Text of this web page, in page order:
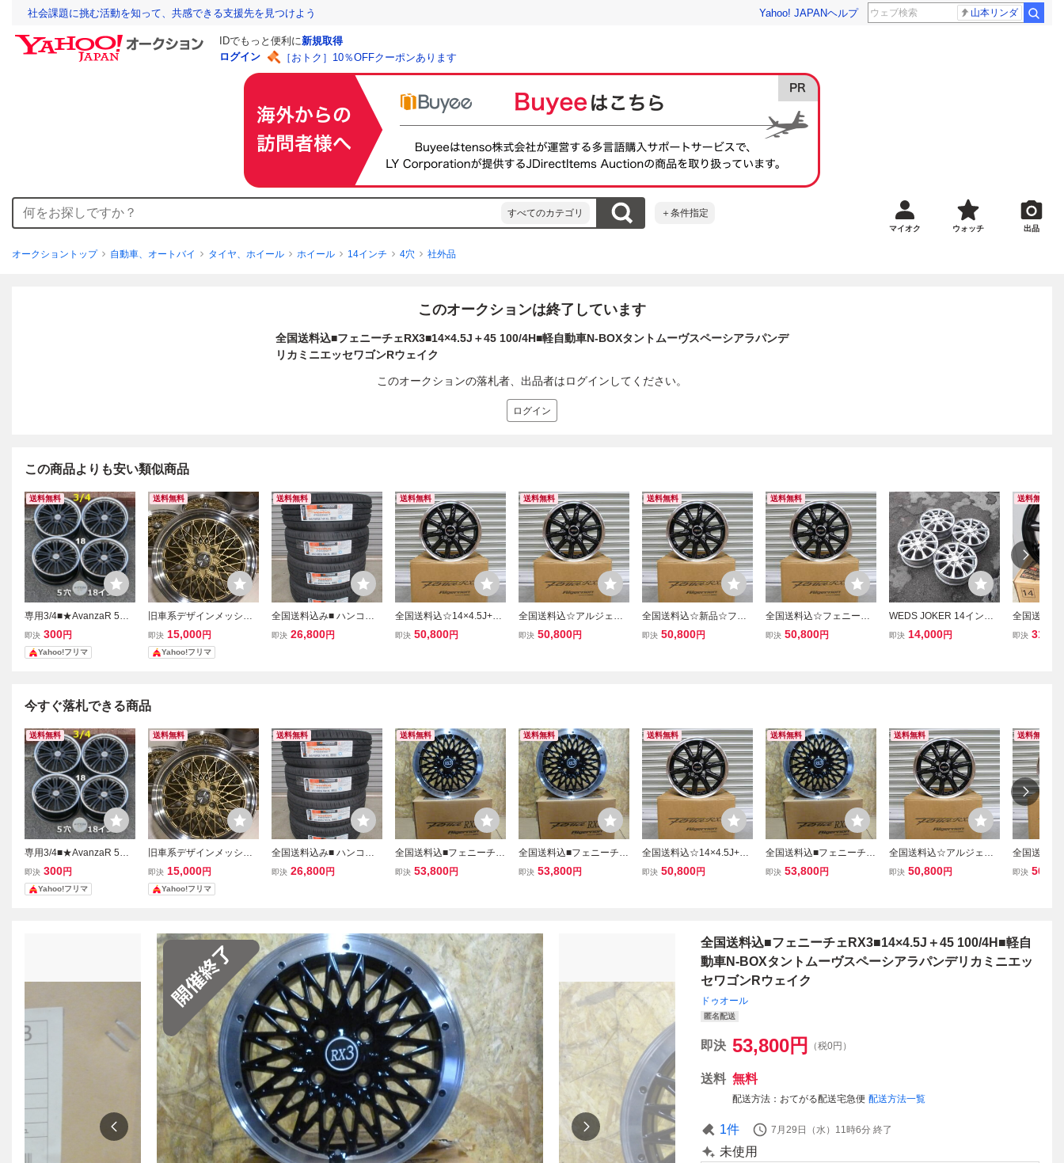
社会課題に挑む活動を知って、共感できる支援先を見つけよう Yahoo! JAPANヘルプ 山本リンダ
IDでもっと便利に新規取得
ログイン
［おトク］10％OFFクーポンあります
すべてのカテゴリ ＋条件指定
マイオク ウォッチ 出品
オークショントップ 自動車、オートバイ タイヤ、ホイール ホイール 14インチ 4穴 社外品
このオークションは終了しています
全国送料込■フェニーチェRX3■14×4.5J＋45 100/4H■軽自動車N-BOXタントムーヴスペーシアラパンデ
リカミニエッセワゴンRウェイク
このオークションの落札者、出品者はログインしてください。
ログイン
この商品よりも安い類似商品
送料無料
専用3/4■★AvanzaR 5穴1
8インチホイール／Sports
SUV
即決 300円
Yahoo!フリマ
送料無料
旧車系デザインメッシュ
ホイール (金) 15×5.5J・
＋35・PCD100 １本バラ
売り スペア等に
即決 15,000円
Yahoo!フリマ
送料無料
全国送料込み■ ハンコッ
ク 165/45R16 新品４
即決 26,800円
送料無料
全国送料込☆14×4.5J+45
☆100/4H☆フェニーチェ
即決 50,800円
送料無料
全国送料込☆アルジェノ
ンフェニーチェRX1☆14
即決 50,800円
送料無料
全国送料込☆新品☆フェ
ニーチェRX-1☆14×4.5J+
即決 50,800円
送料無料
全国送料込☆フェニーチ
ェRX1☆14×4.5J+45☆10
即決 50,800円
WEDS JOKER 14インチ
4.5J OFF+45 PCD100 4H
即決 14,000円
送料無料
全国送料
即決
今すぐ落札できる商品
送料無料
専用3/4■★AvanzaR 5穴1
8インチホイール／Sports
SUV
即決 300円
Yahoo!フリマ
送料無料
旧車系デザインメッシュ
ホイール (金) 15×5.5J・
＋35・PCD100 １本バラ
売り スペア等に
即決 15,000円
Yahoo!フリマ
送料無料
全国送料込み■ ハンコッ
ク 165/45R16 新品４
即決 26,800円
送料無料
全国送料込■フェニーチェ
RX3■14×4.5J＋45 100/4
即決 53,800円
送料無料
全国送料込■フェニーチェ
RX3■14×4.5J＋45 100/4
即決 53,800円
送料無料
全国送料込☆14×4.5J+45
☆100/4H☆フェニーチェ
即決 50,800円
送料無料
全国送料込■フェニーチェ
RX3■14×4.5J＋45 100/4
即決 53,800円
送料無料
全国送料込☆アルジェノ
ンフェニーチェRX1☆14
即決 50,800円
送料無料
全国送料
ニーチェ
即決
全国送料込■フェニーチェRX3■14×4.5J＋45 100/4H■軽自
動車N-BOXタントムーヴスペーシアラパンデリカミニエッ
セワゴンRウェイク
ドゥオール
匿名配送
即決 53,800円 （税0円）
送料 無料
配送方法 おてがる配送宅急便 配送方法一覧
1件 7月29日（水）11時6分 終了
未使用